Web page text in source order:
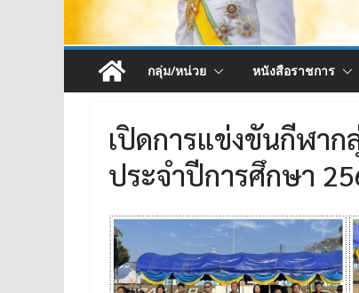
กลุ่ม/หน่วย หนังสือราชการ
เปิดการแข่งขันกีฬาก
ประจำปีการศึกษา